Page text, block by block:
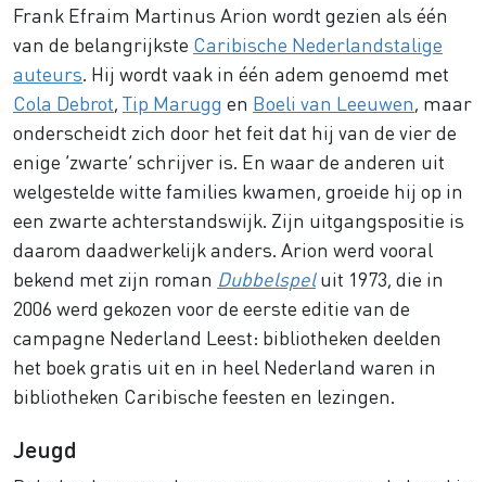
Frank Efraim Martinus Arion wordt gezien als één
van de belangrijkste Caribische Nederlandstalige
auteurs . Hij wordt vaak in één adem genoemd met
Cola Debrot Tip Marugg en Boeli van Leeuwen , maar
onderscheidt zich door het feit dat hij van de vier de
enige ‘zwarte’ schrijver is. En waar de anderen uit
welgestelde witte families kwamen, groeide hij op in
een zwarte achterstandswijk. Zijn uitgangspositie is
daarom daadwerkelijk anders. Arion werd vooral
bekend met zijn roman Dubbelspeluit 1973, die in
2006 werd gekozen voor de eerste editie van de
campagne Nederland Leest: bibliotheken deelden
het boek gratis uit en in heel Nederland waren in
bibliotheken Caribische feesten en lezingen.
Jeugd